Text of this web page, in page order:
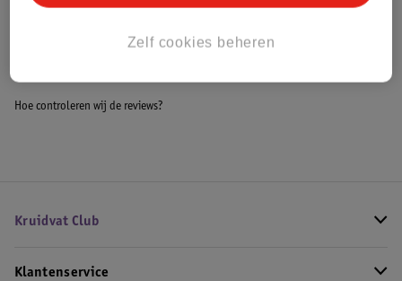
Hoe controleren wij de reviews?
Kruidvat Club
Klantenservice
Zelf cookies beheren